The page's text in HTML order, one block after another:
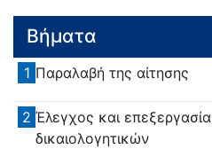
Βήματα
1 Παραλαβή της αίτησης
2 Έλεγχος και επεξεργασία
δικαιολογητικών